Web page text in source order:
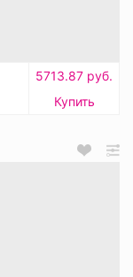
5713.87 руб.
Купить